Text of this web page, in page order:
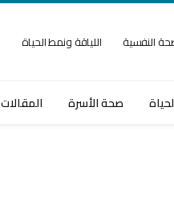
النفسية اللياقة ونمط الحياة
صحة الأسرة